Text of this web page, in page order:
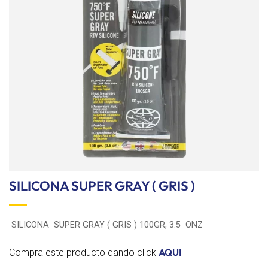
SILICONA SUPER GRAY ( GRIS )
SILICONA SUPER GRAY ( GRIS ) 100GR, 3.5 ONZ
Compra este producto dando click AQUI